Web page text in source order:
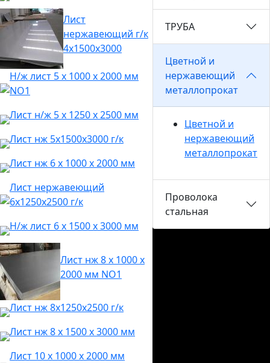
Лист
нержавеющий г/к
4х1500х3000
Н/ж лист 5 х 1000 х 2000 мм
NO1
Лист н/ж 5 х 1250 х 2500 мм
Лист нж 5х1500х3000 г/к
Лист нж 6 х 1000 х 2000 мм
Лист нержавеющий
6х1250х2500 г/к
Н/ж лист 6 х 1500 х 3000 мм
Лист нж 8 х 1000 х
2000 мм NO1
Лист нж 8х1250х2500 г/к
Лист нж 8 х 1500 х 3000 мм
Лист 10 х 1000 х 2000 мм
ТРУБА
Цветной и
нержавеющий
металлопрокат
Цветной и
нержавеющий
металлопрокат
Проволока
стальная